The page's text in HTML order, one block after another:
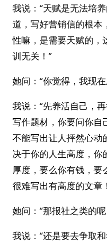
我说：“天赋是无法培
道，写好营销信的根本
性嘛，是需要天赋的，
训无关！”
她问：“你觉得，我现
我说：“先养活自己，
写作题材，你要问你自
不能写出让人抨然心动
决于你的人生高度，你
厚度，要么你有钱，
很难写出有高度的文章
她问：“那报社之类的
我说：“还是要去争取